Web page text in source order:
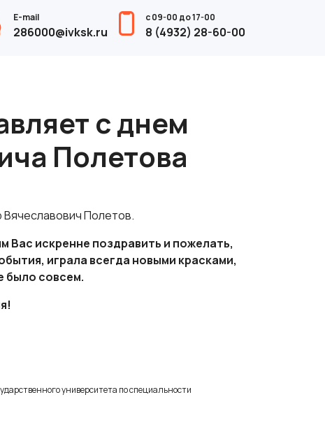
E-mail
286000@ivksk.ru
с 09-00 до 17-00
8 (4932) 28-60-00
с днем
Полетова
Полетов.
Вас искренне поздравить и пожелать,
играла всегда новыми красками,
было совсем.
университета по специальности